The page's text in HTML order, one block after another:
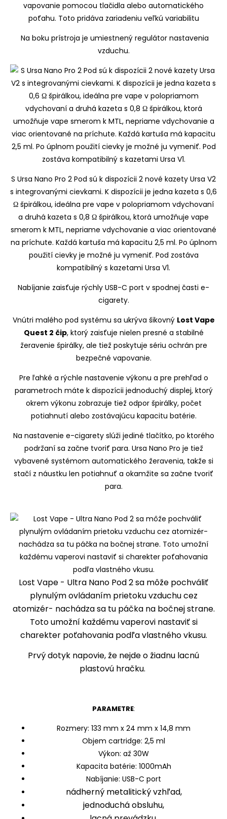
vapovanie pomocou tlačidla alebo automatického
poťahu. Toto pridáva zariadeniu veľkú variabilitu
Na boku prístroja je umiestnený regulátor nastavenia
vzduchu.
S Ursa Nano Pro 2 Pod sú k dispozícii 2 nové kazety Ursa V2
s integrovanými cievkami. K dispozícii je jedna kazeta s 0,6
Ω špirálkou, ideálna pre vape v polopriamom vdychovaní
a druhá kazeta s 0,8 Ω špirálkou, ktorá umožňuje vape
smerom k MTL, nepriame vdychovanie a viac orientované
na príchute. Každá kartuša má kapacitu 2,5 ml. Po úplnom
použití cievky je možné ju vymeniť. Pod zostáva
kompatibilný s kazetami Ursa V1.
Nabíjanie zaisťuje rýchly USB-C port v spodnej časti e-
cigarety.
Vnútri malého pod systému sa ukrýva šikovný Lost Vape
Quest 2 čip, ktorý zaisťuje nielen presné a stabilné
žeravenie špirálky, ale tiež poskytuje sériu ochrán pre
bezpečné vapovanie.
Pre ľahké a rýchle nastavenie výkonu a pre prehľad o
parametroch máte k dispozícii jednoduchý displej, ktorý
okrem výkonu zobrazuje tiež odpor špirálky, počet
potiahnutí alebo zostávajúcu kapacitu batérie.
Na nastavenie e-cigarety slúži jediné tlačítko, po ktorého
podržaní sa začne tvoriť para. Ursa Nano Pro je tiež
vybavené systémom automatického žeravenia, takže si
stačí z náustku len potiahnuť a okamžite sa začne tvoriť
para.
Lost Vape - Ultra Nano Pod 2 sa môže pochváliť
plynulým ovládaním prietoku vzduchu cez
atomizér- nachádza sa tu páčka na bočnej strane.
Toto umožní každému vaperovi nastaviť si
charekter poťahovania podľa vlastného vkusu.
Prvý dotyk napovie, že nejde o žiadnu lacnú
plastovú hračku.
PARAMETRE:
Rozmery: 133 mm x 24 mm x 14,8 mm
Objem cartridge: 2,5 ml
Výkon: až 30W
Kapacita batérie: 1000mAh
Nabíjanie: USB-C port
nádherný metalitický vzhľad,
jednoduchá obsluhu,